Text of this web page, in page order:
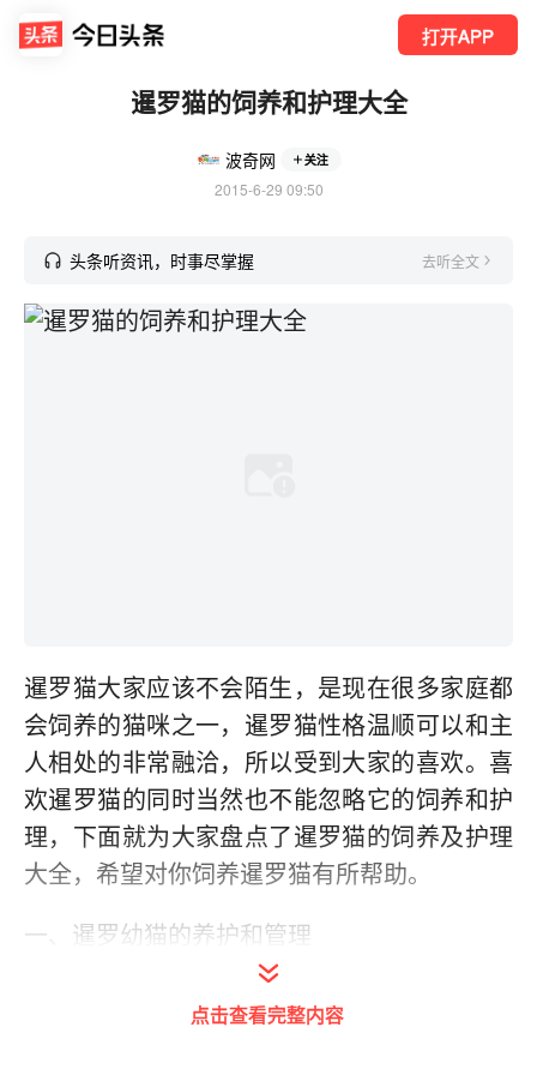
打开APP
暹罗猫的饲养和护理大全
波奇网 关注
2015-6-29 09:50
头条听资讯，时事尽掌握 去听全文
暹罗猫大家应该不会陌生，是现在很多家庭都
会饲养的猫咪之一，暹罗猫性格温顺可以和主
人相处的非常融洽，所以受到大家的喜欢。喜
欢暹罗猫的同时当然也不能忽略它的饲养和护
理，下面就为大家盘点了暹罗猫的饲养及护理
大全，希望对你饲养暹罗猫有所帮助。
一、暹罗幼猫的养护和管理
的幼猫，较多的卡路里是必要的。出生后3-4
点击查看完整内容